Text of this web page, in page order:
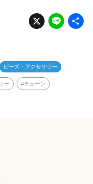
X Li
n
ビーズ・アクセサリー
ー チェーン